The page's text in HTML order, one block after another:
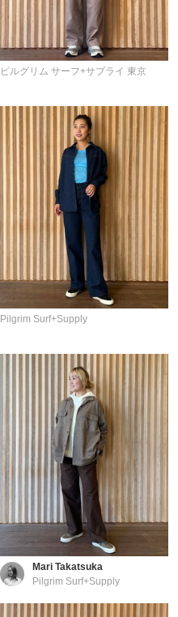
ピルグリム サーフ+サプライ 東京
Pilgrim Surf+Supply
Mari Takatsuka
Pilgrim Surf+Supply